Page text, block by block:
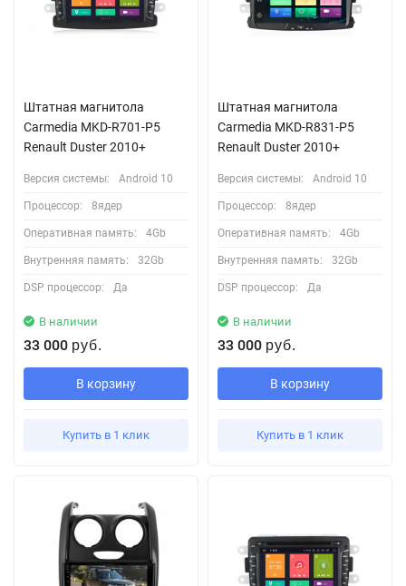
Штатная магнитола
Carmedia MKD-R701-P5
Renault Duster 2010+
Версия системы: Android 10
Процессор: 8ядер
Оперативная память: 4Gb
Внутренняя память: 32Gb
DSP процессор: Да
В наличии
33 000 руб.
В корзину
Купить в 1 клик
Штатная магнитола
Carmedia MKD-R831-P5
Renault Duster 2010+
Версия системы: Android 10
Процессор: 8ядер
Оперативная память: 4Gb
Внутренняя память: 32Gb
DSP процессор: Да
В наличии
33 000 руб.
В корзину
Купить в 1 клик